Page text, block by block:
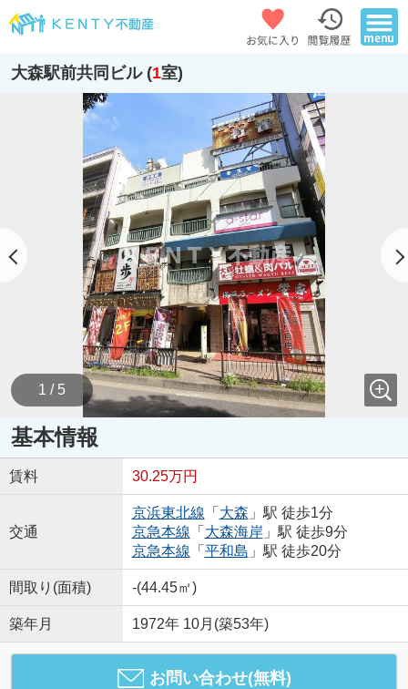
大森駅前共同ビル (1室)
1 / 5
基本情報
賃料 30.25万円
交通
京浜東北線 「 大森 」駅 徒歩1分
京急本線 「 大森海岸 」駅 徒歩9分
京急本線 「 平和島 」駅 徒歩20分
間取り(面積) -(44.45㎡)
築年月 1972年 10月(築53年)
お問い合わせ(無料)